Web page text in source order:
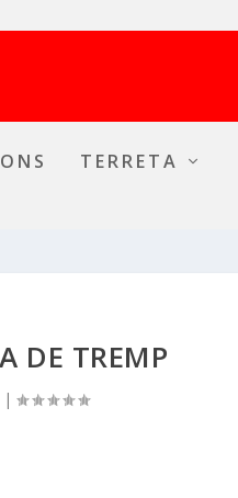
TERRETA
DE TREMP
|